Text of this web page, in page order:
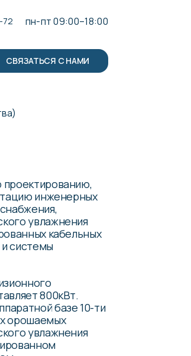
72 пн-пт 09:00–18:00
СВЯЗАТЬСЯ С НАМИ
проектированию,
инженерных
увлажнения
кабельных
системы
800кВт.
базе 10-ти
х орошаемых
увлажнения